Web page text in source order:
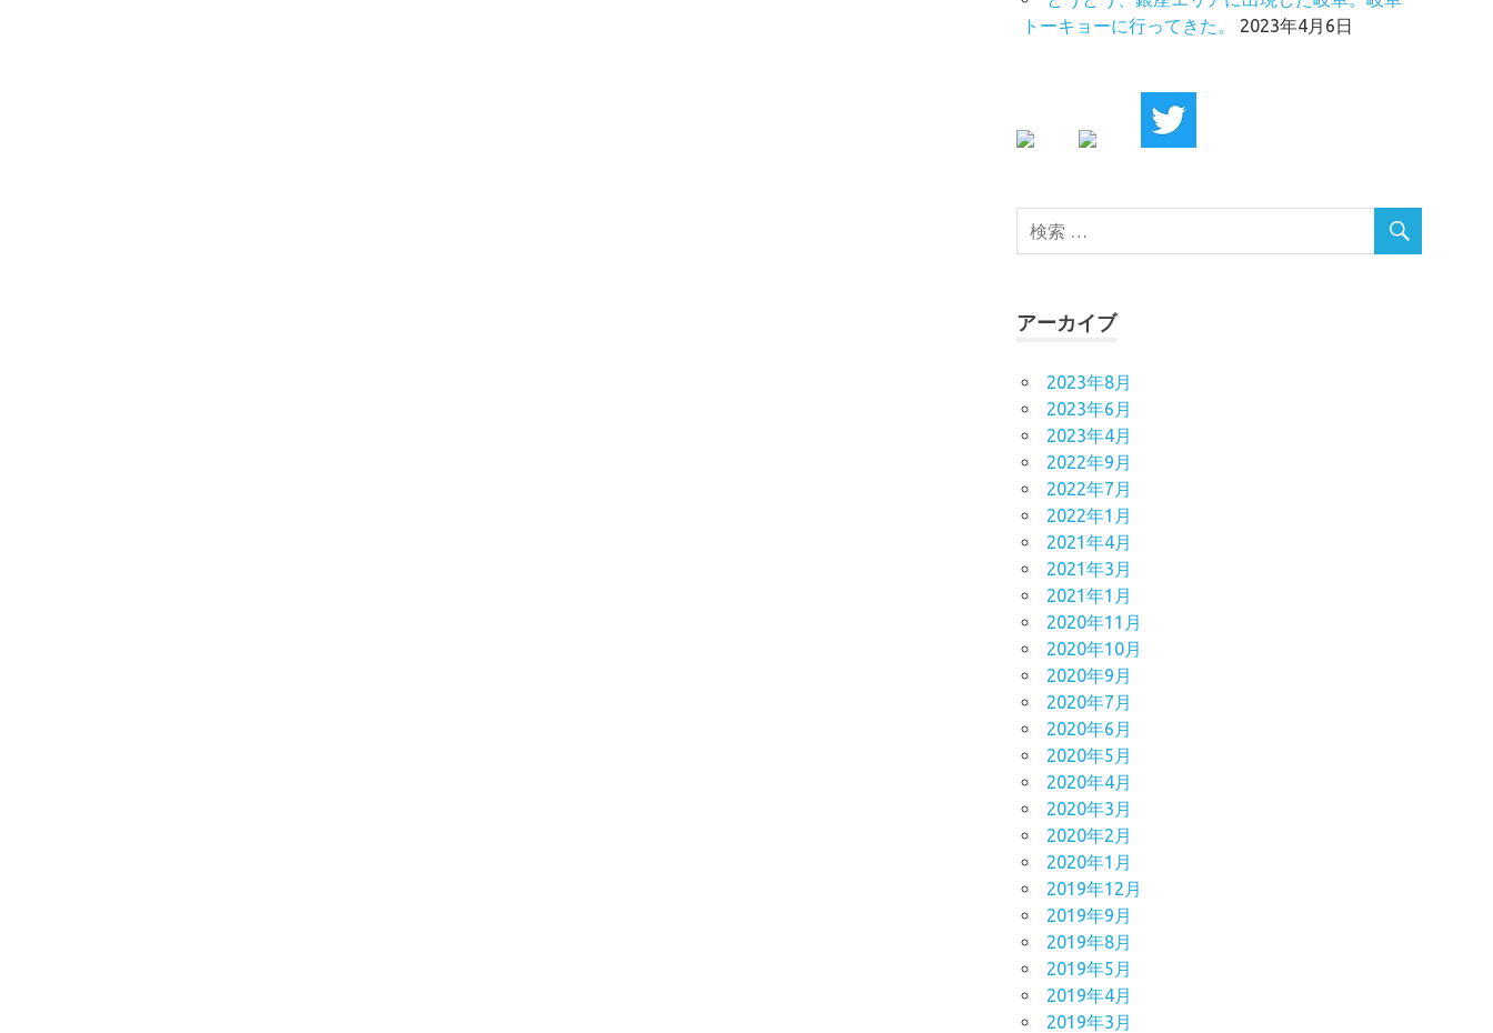
トーキョーに行ってきた。
2023年4月6日
アーカイブ
2023年8月
2023年6月
2023年4月
2022年9月
2022年7月
2022年1月
2021年4月
2021年3月
2021年1月
2020年11月
2020年10月
2020年9月
2020年7月
2020年6月
2020年5月
2020年4月
2020年3月
2020年2月
2020年1月
2019年12月
2019年9月
2019年8月
2019年5月
2019年4月
2019年3月